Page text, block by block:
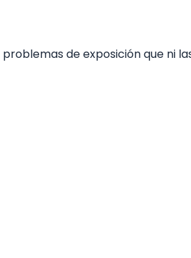
de exposición que ni